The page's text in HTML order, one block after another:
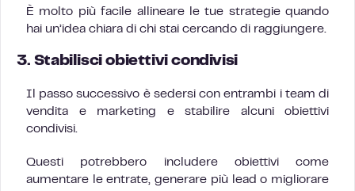
È molto più facile allineare le tue strategie quando
hai un’idea chiara di chi stai cercando di raggiungere.
3. Stabilisci obiettivi condivisi
Il passo successivo è sedersi con entrambi i team di
vendita e marketing e stabilire alcuni obiettivi
condivisi.
Questi potrebbero includere obiettivi come
aumentare le entrate, generare più lead o migliorare